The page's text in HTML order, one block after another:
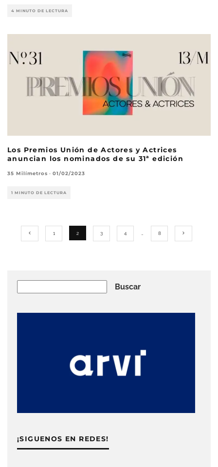
4 MINUTO DE LECTURA
Los Premios Unión de Actores y Actrices
anuncian los nominados de su 31ª edición
35 Milímetros · 01/02/2023
1 MINUTO DE LECTURA
1 2 3 4 8
Buscar
¡SIGUENOS EN REDES!